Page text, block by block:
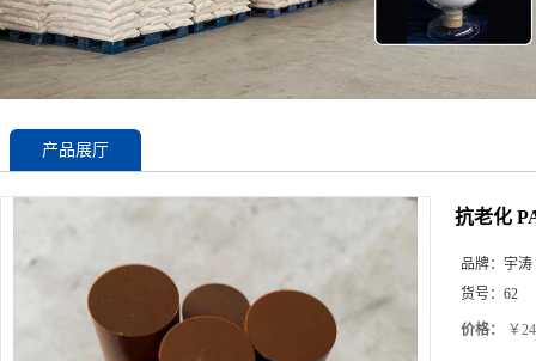
产品展厅
抗老化
品牌： 宇涛
货号： 62
价格： ￥